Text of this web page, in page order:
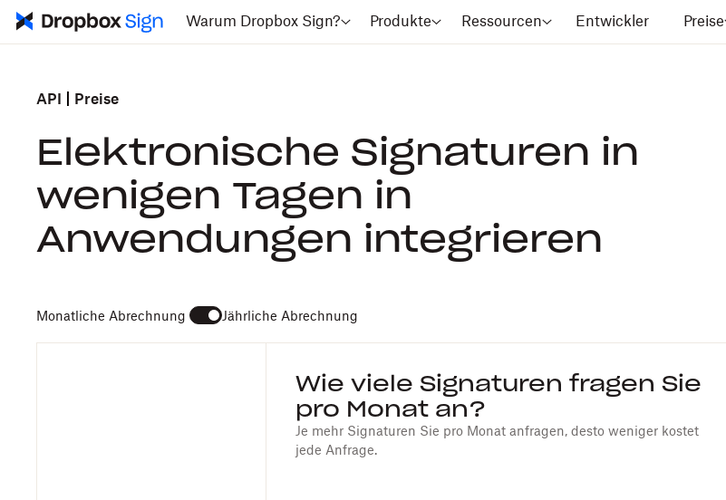
Warum Dropbox Sign? Produkte Ressourcen Entwickler Preise
API Preise
Elektronische Signaturen in
wenigen Tagen in
Anwendungen integrieren
Monatliche Abrechnung Jährliche Abrechnung
Wie viele Signaturen fragen Sie
pro Monat an?
Je mehr Signaturen Sie pro Monat anfragen, desto weniger kostet
jede Anfrage.